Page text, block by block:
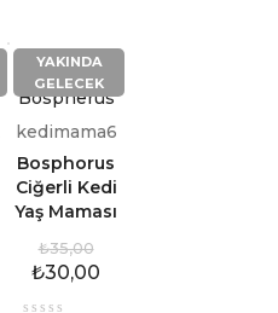
YAKINDA
GELECEK
Bospherus
kedimama6
Bosphorus
Ciğerli Kedi
Yaş Maması
₺35,00
₺30,00